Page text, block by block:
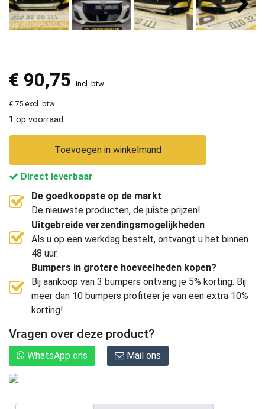
€ 90,75 incl. btw
€ 75 excl. btw
1 op voorraad
Toevoegen in winkelmand
Direct leverbaar
De goedkoopste op de markt
De nieuwste producten, de juiste prijzen!
Uitgebreide verzendingsmogelijkheden
Als u op een werkdag bestelt, ontvangt u het binnen
48 uur.
Bumpers in grotere hoeveelheden kopen?
Bij aankoop van 3 bumpers ontvang je 5% korting. Bij
meer dan 10 bumpers profiteer je van een extra 10%
korting!
Vragen over deze product?
WhatsApp ons Mail ons